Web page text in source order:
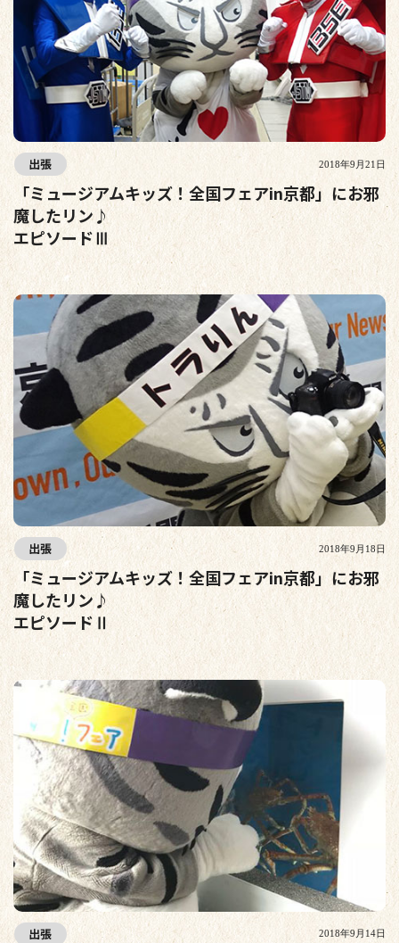
出張 2018年9月21日
「ミュージアムキッズ！全国フェアin京都」にお邪
魔したリン♪
エピソードⅢ
出張 2018年9月18日
「ミュージアムキッズ！全国フェアin京都」にお邪
魔したリン♪
エピソードⅡ
出張 2018年9月14日